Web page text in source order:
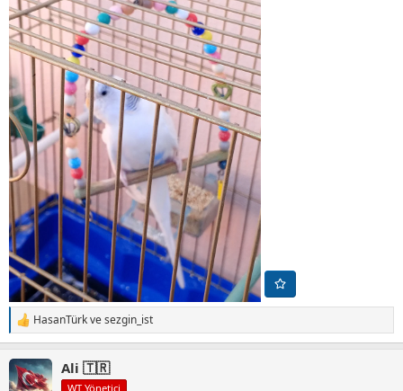
T
e
k
i
HasanTürkvesezgin_ist
Ali 🇹🇷
WT Yönetici